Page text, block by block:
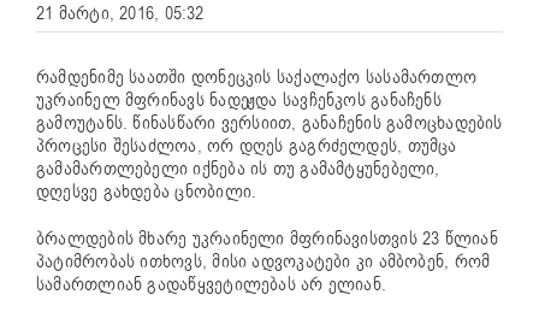
21 მარტი, 2016, 05:32
რამდენიმე საათში დონეცკის საქალაქო სასამართლო
უკრაინელ მფრინავს ნადეჟდა სავჩენკოს განაჩენს
გამოუტანს. წინასწარი ვერსიით, განაჩენის გამოცხადების
პროცესი შესაძლოა, ორ დღეს გაგრძელდეს, თუმცა
გამამართლებელი იქნება ის თუ გამამტყუნებელი,
დღესვე გახდება ცნობილი.
ბრალდების მხარე უკრაინელი მფრინავისთვის 23 წლიან
პატიმრობას ითხოვს, მისი ადვოკატები კი ამბობენ, რომ
სამართლიან გადაწყვეტილებას არ ელიან.